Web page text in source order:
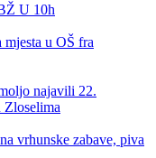
U 10h
mjesta u OŠ fra
najavili 22.
Zloselima
vrhunske zabave, piva